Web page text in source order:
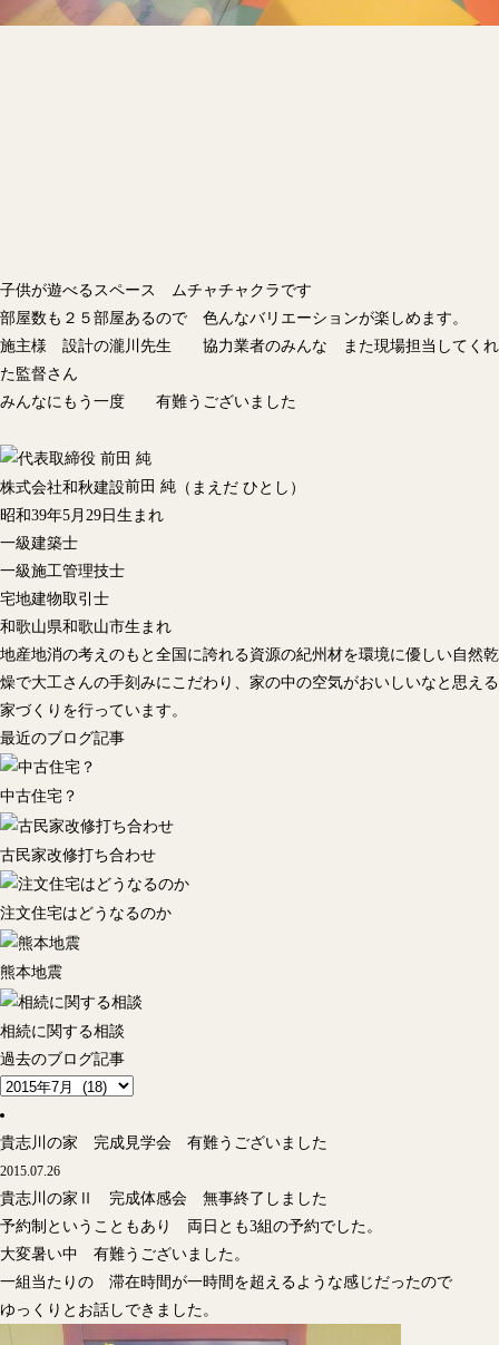
子供が遊べるスペース ムチャチャクラです
部屋数も２５部屋あるので 色んなバリエーションが楽しめます。
施主様 設計の瀧川先生 協力業者のみんな また現場担当してくれ
た監督さん
みんなにもう一度 有難うございました
株式会社和秋建設前田 純 （まえだ ひとし）
昭和39年5月29日生まれ
一級建築士
一級施工管理技士
宅地建物取引士
和歌山県和歌山市生まれ
地産地消の考えのもと全国に誇れる資源の紀州材を環境に優しい自然乾
燥で大工さんの手刻みにこだわり、家の中の空気がおいしいなと思える
家づくりを行っています。
最近のブログ記事
中古住宅？
古民家改修打ち合わせ
注文住宅はどうなるのか
熊本地震
相続に関する相談
過去のブログ記事
貴志川の家 完成見学会 有難うございました
2015.07.26
貴志川の家Ⅱ 完成体感会 無事終了しました
予約制ということもあり 両日とも3組の予約でした。
大変暑い中 有難うございました。
一組当たりの 滞在時間が一時間を超えるような感じだったので
ゆっくりとお話しできました。